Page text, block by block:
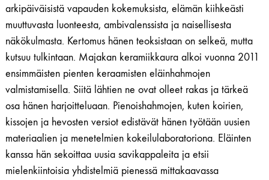
arkipäiväisistä vapauden kokemuksista, elämän kiihkeästi
muuttuvasta luonteesta, ambivalenssista ja naisellisesta
näkökulmasta. Kertomus hänen teoksistaan on selkeä, mutta
kutsuu tulkintaan. Majakan keramiikkaura alkoi vuonna 2011
ensimmäisten pienten keraamisten eläinhahmojen
valmistamisella. Siitä lähtien ne ovat olleet rakas ja tärkeä
osa hänen harjoitteluaan. Pienoishahmojen, kuten koirien,
kissojen ja hevosten versiot edistävät hänen työtään uusien
materiaalien ja menetelmien kokeilulaboratoriona. Eläinten
kanssa hän sekoittaa uusia savikappaleita ja etsii
mielenkiintoisia yhdistelmiä pienessä mittakaavassa